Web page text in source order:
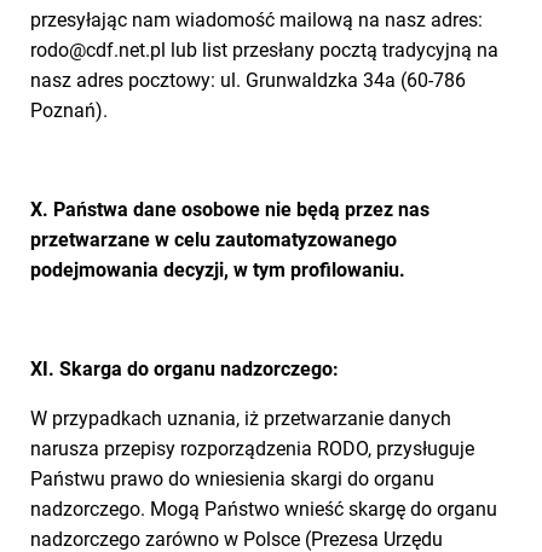
przesyłając nam wiadomość mailową na nasz adres:
rodo@cdf.net.pl lub list przesłany pocztą tradycyjną na
nasz adres pocztowy: ul. Grunwaldzka 34a (60-786
Poznań).
X. Państwa dane osobowe nie będą przez nas
przetwarzane w celu zautomatyzowanego
podejmowania decyzji, w tym profilowaniu.
XI. Skarga do organu nadzorczego:
W przypadkach uznania, iż przetwarzanie danych
narusza przepisy rozporządzenia RODO, przysługuje
Państwu prawo do wniesienia skargi do organu
nadzorczego. Mogą Państwo wnieść skargę do organu
nadzorczego zarówno w Polsce (Prezesa Urzędu